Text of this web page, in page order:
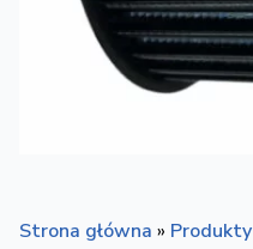
Strona główna » Produkty